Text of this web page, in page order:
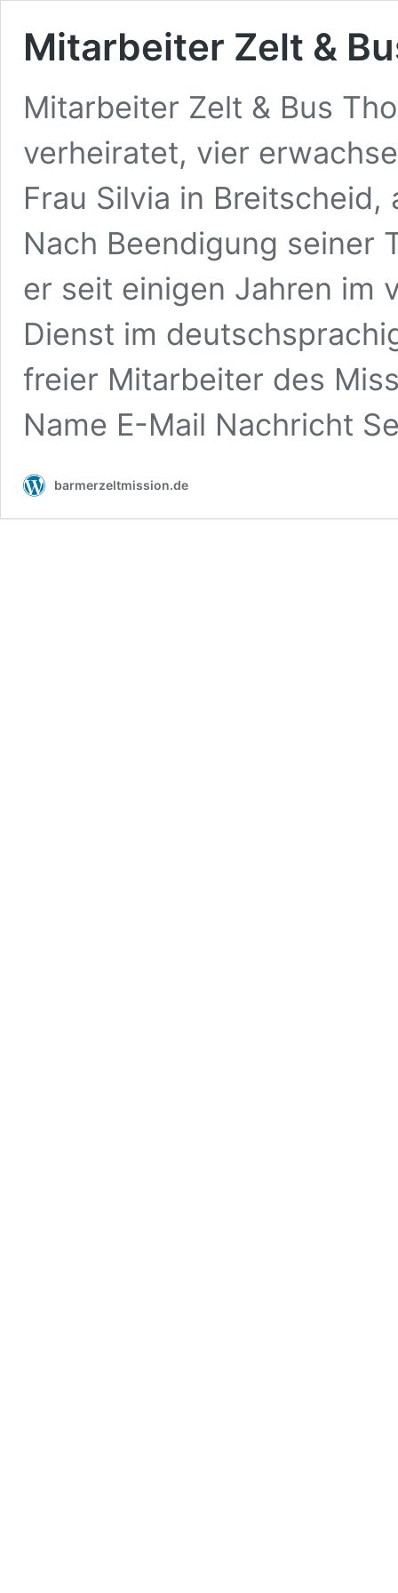
Mitarbeiter Zelt &
Mitarbeiter Zelt & Bus
verheiratet, vier
Frau Silvia in
Nach Beendigung seiner
er seit einigen Jahren im
Dienst im
freier Mitarbeiter des
Name E-Mail Nachricht
barmerzeltmission.de